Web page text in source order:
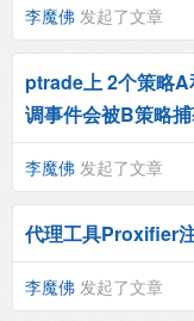
李魔佛 发起了文章
ptrade上 2个策略
调事件会被B策略
李魔佛 发起了文章
代理工具Proxifier
李魔佛 发起了文章